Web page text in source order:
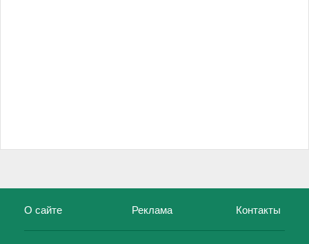
О сайте Реклама Контакты